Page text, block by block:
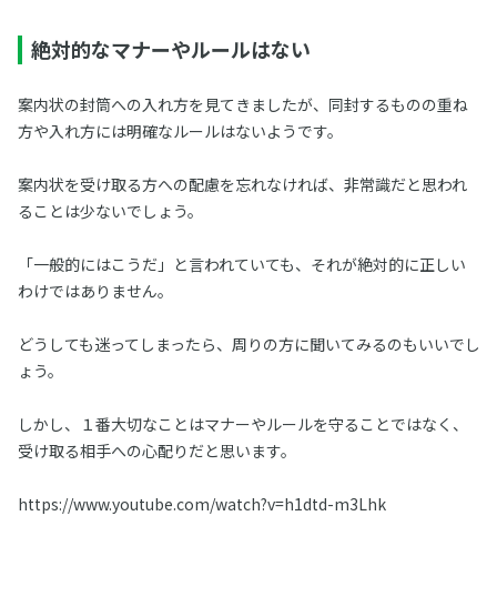
絶対的なマナーやルールはない
案内状の封筒への入れ方を見てきましたが、同封するものの重ね
方や入れ方には明確なルールはないようです。
案内状を受け取る方への配慮を忘れなければ、非常識だと思われ
ることは少ないでしょう。
「一般的にはこうだ」と言われていても、それが絶対的に正しい
わけではありません。
どうしても迷ってしまったら、周りの方に聞いてみるのもいいでし
ょう。
しかし、１番大切なことはマナーやルールを守ることではなく、
受け取る相手への心配りだと思います。
https://www.youtube.com/watch?v=h1dtd-m3Lhk